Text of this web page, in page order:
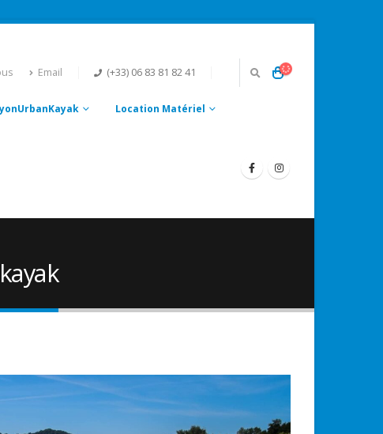
Email (+33) 06 83 81 82 41
Location Matériel